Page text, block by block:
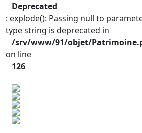
Deprecated
: explode(): Passing null to
type string is deprecated in
/srv/www/91/objet/
on line
126